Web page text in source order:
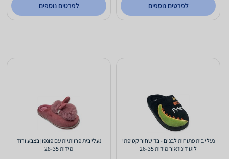
לפרטים נוספים לפרטים נוספים
נעלי בית פתוחות לבנים - בד שחור קטיפתי
לוגו דינוזאור מידות 26-35
נעלי בית פרוותיות עם פונפון בצבע ורוד
מידות 28-35